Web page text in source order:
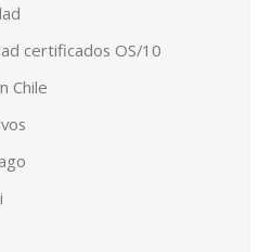
certificados OS/10
Chile